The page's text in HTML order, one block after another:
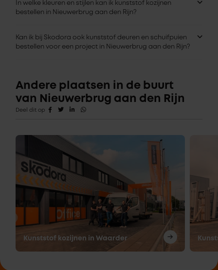
In welke kleuren en stijlen kan ik kunststof kozijnen
bestellen in Nieuwerbrug aan den Rijn?
Kan ik bij Skodora ook kunststof deuren en schuifpuien
bestellen voor een project in Nieuwerbrug aan den Rijn?
Andere plaatsen in de buurt
van Nieuwerbrug aan den Rijn
Deel dit op
Kunststof kozijnen in Waarder